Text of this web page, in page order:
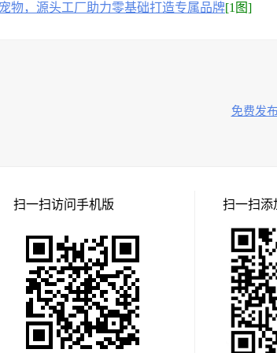
物，源头工厂助力零基础打造专属品牌[1图]
免费发
扫一扫访问手机版 扫一扫添